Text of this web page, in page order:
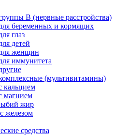
В (нервные расстройства)
беременных и кормящих
глаз
детей
женщин
иммунитета
(мультивитамины)
кальцием
магнием
жир
железом
средства